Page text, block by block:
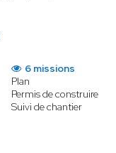
6 missions
Plan
Permis de construire
Suivi de chantier